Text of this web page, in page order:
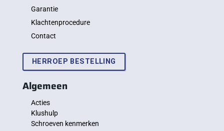
Garantie
Klachtenprocedure
Contact
HERROEP BESTELLING
Algemeen
Acties
Klushulp
Schroeven kenmerken